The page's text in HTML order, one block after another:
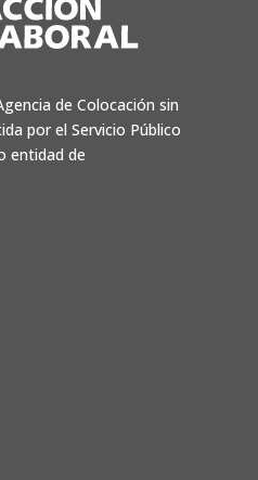
de Colocación sin
por el Servicio Público
entidad de